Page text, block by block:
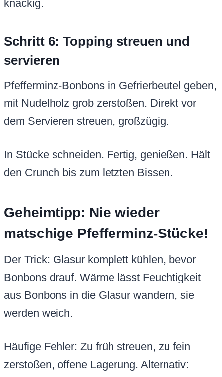
knackig.
Schritt 6: Topping streuen und
servieren
Pfefferminz-Bonbons in Gefrierbeutel geben,
mit Nudelholz grob zerstoßen. Direkt vor
dem Servieren streuen, großzügig.
In Stücke schneiden. Fertig, genießen. Hält
den Crunch bis zum letzten Bissen.
Geheimtipp: Nie wieder
matschige Pfefferminz-Stücke!
Der Trick: Glasur komplett kühlen, bevor
Bonbons drauf. Wärme lässt Feuchtigkeit
aus Bonbons in die Glasur wandern, sie
werden weich.
Häufige Fehler: Zu früh streuen, zu fein
zerstoßen, offene Lagerung. Alternativ: